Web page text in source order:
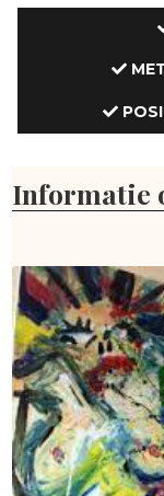
Informatie